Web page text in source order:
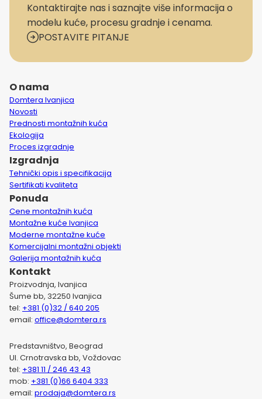
Kontaktirajte nas i saznajte više informacija o
modelu kuće, procesu gradnje i cenama.
POSTAVITE PITANJE
O nama
Domtera Ivanjica
Novosti
Prednosti montažnih kuća
Ekologija
Proces izgradnje
Izgradnja
Tehnički opis i specifikacija
Sertifikati kvaliteta
Ponuda
Cene montažnih kuća
Montažne kuće Ivanjica
Moderne montažne kuće
Komercijalni montažni objekti
Galerija montažnih kuća
Kontakt
Proizvodnja, Ivanjica
Šume bb, 32250 Ivanjica
tel: +381 (0)32 / 640 205
email: office@domtera.rs
Predstavništvo, Beograd
Ul. Crnotravska bb, Voždovac
tel: +381 11 / 246 43 43
mob: +381 (0)66 6404 333
email: prodaja@domtera.rs